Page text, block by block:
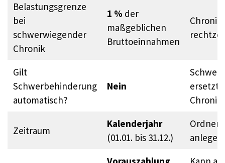
Belastungsgrenze
bei
schwerwiegender
Chronik
1 % der
maßgeblichen
Bruttoeinnahmen
Gilt
Schwerbehinderung
automatisch?
Nein
ersetzt
Zeitraum
Kalenderjahr
(01.01. bis 31.12.)
Ordner/
anlegen